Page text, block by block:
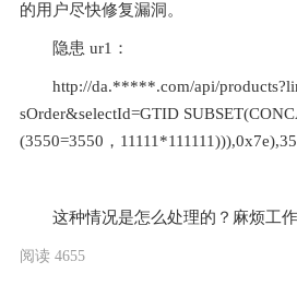
的用户尽快修复漏洞。
隐患 ur1：
http://da.*****.com/api/
sOrder&selectId=GTID
(3550=3550，
这种情况是怎么处理的？麻烦工
阅读 4655